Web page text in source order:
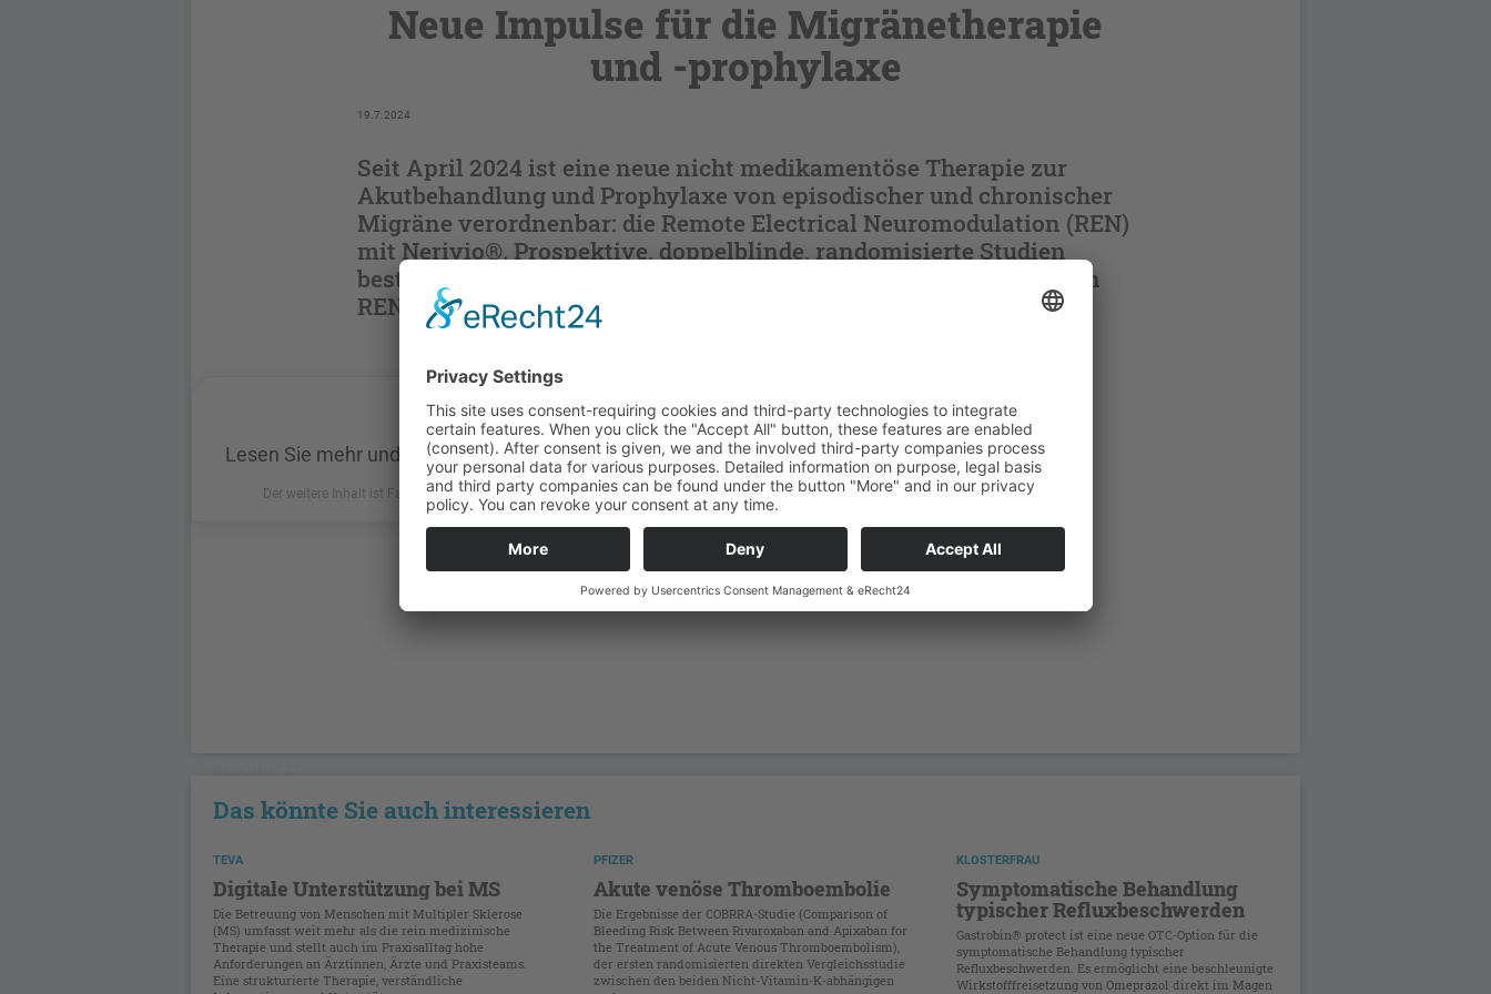
Neue Impulse für die Migränetherapie
und -prophylaxe
19.7.2024
Seit April 2024 ist eine neue nicht medikamentöse Therapie zur
Akutbehandlung und Prophylaxe von episodischer und chronischer
Migräne verordnenbar: die Remote Electrical Neuromodulation (REN)
mit Nerivio®. Prospektive, doppelblinde, randomisierte Studien
bestätigen die gute Wirksamkeit und sehr gute Verträglichkeit von
REN bei Personen ab 12 Jahren.
Lesen Sie mehr und loggen Sie sich jetzt mit Ihrem DocCheck-Daten ein.
Der weitere Inhalt ist Fachkreisen vorbehalten. Bitte authentifizieren Sie sich mittels DocCheck.
Das könnte Sie auch interessieren
TEVA
Digitale Unterstützung bei MS
Die Betreuung von Menschen mit Multipler Sklerose
(MS) umfasst weit mehr als die rein medizinische
Therapie und stellt auch im Praxisalltag hohe
Anforderungen an Ärztinnen, Ärzte und Praxisteams.
Eine strukturierte Therapie, verständliche
PFIZER
Akute venöse Thromboembolie
Die Ergebnisse der COBRRA-Studie (Comparison of
Bleeding Risk Between Rivaroxaban and Apixaban for
the Treatment of Acute Venous Thromboembolism),
der ersten randomisierten direkten Vergleichsstudie
zwischen den beiden Nicht-Vitamin-K-abhängigen
KLOSTERFRAU
Symptomatische Behandlung
typischer Refluxbeschwerden
Gastrobin® protect ist eine neue OTC-Option für die
symptomatische Behandlung typischer
Refluxbeschwerden. Es ermöglicht eine beschleunigte
Wirkstofffreisetzung von Omeprazol direkt im Magen